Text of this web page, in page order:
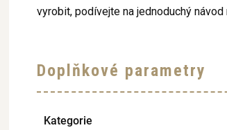
vyrobit, podívejte na jednoduchý návod
Doplňkové parametry
Kategorie